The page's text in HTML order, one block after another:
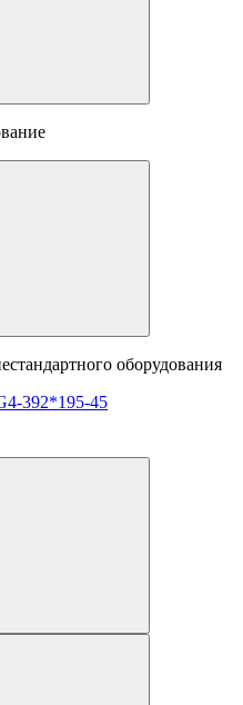
оборудования
392*195-45